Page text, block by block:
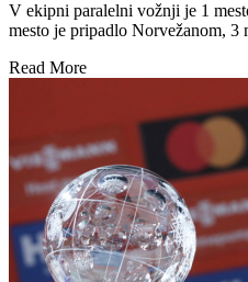
V ekipni paralelni vožnji je 1
mesto je pripadlo Norvežanom, 3
Read More